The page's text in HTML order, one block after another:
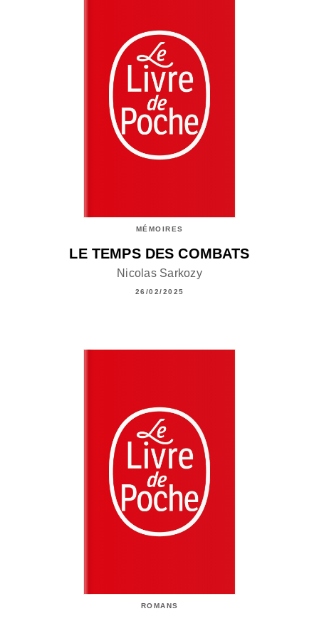
MÉMOIRES
LE TEMPS DES COMBATS
Nicolas Sarkozy
26/02/2025
ROMANS